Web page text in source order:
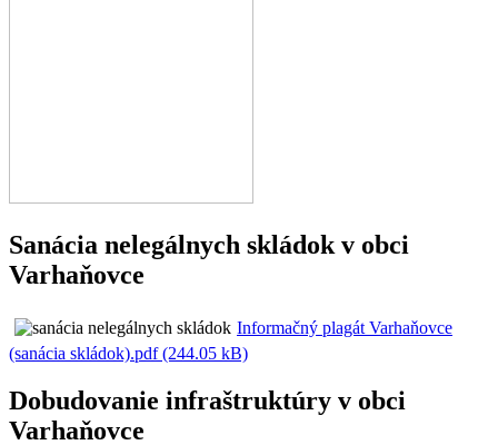
Sanácia nelegálnych skládok v obci
Varhaňovce
Informačný plagát Varhaňovce
(sanácia skládok).pdf (244.05 kB)
Dobudovanie infraštruktúry v obci
Varhaňovce